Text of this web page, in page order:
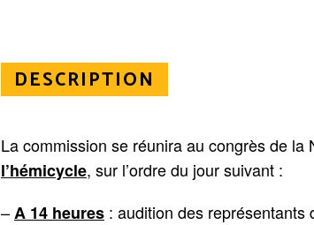
DESCRIPTION
La commission se réunira au congrès de la
l’hémicycle, sur l’ordre du jour suivant :
–A 14 heures : audition des représentants